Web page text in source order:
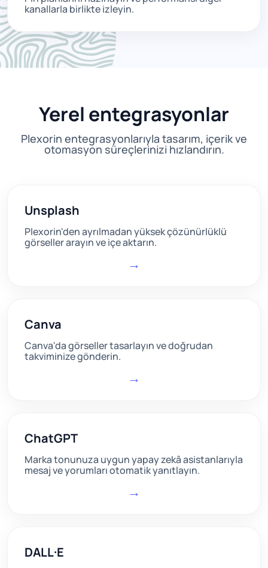
kanallarla birlikte izleyin.
Yerel entegrasyonlar
Plexorin entegrasyonlarıyla tasarım, içerik ve
otomasyon süreçlerinizi hızlandırın.
Unsplash
Plexorin'den ayrılmadan yüksek çözünürlüklü
görseller arayın ve içe aktarın.
→
Canva
Canva'da görseller tasarlayın ve doğrudan
takviminize gönderin.
→
ChatGPT
Marka tonunuza uygun yapay zekâ asistanlarıyla
mesaj ve yorumları otomatik yanıtlayın.
→
DALL·E